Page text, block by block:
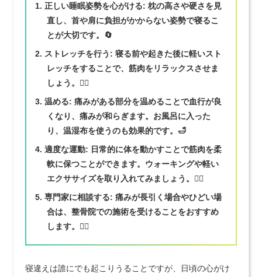
正しい睡眠姿勢を心がける: 枕の高さや硬さを見
直し、首や肩に負担がかからない姿勢で寝るこ
とが大切です。🔄
ストレッチを行う : 寝る前や起きた後に軽いスト
レッチをすることで、筋肉をリラックスさせま
しょう。🧘‍♂️
温める: 痛みがある部分を温めることで血行が良
くなり、痛みが和らぎます。お風呂に入った
り、温湿布を使うのも効果的です。🛁
適度な運動: 日常的に体を動かすことで筋肉を柔
軟に保つことができます。ウォーキングや軽い
エクササイズを取り入れてみましょう。🏃‍♀️
専門家に相談する: 痛みが長引く場合やひどい場
合は、整骨院での施術を受けることをおすすめ
します。💆‍♂️
寝違えは誰にでも起こりうることですが、日頃の心がけ